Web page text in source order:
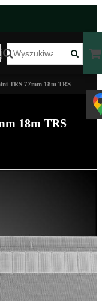
TRS 77mm 18m TRS
18m TRS